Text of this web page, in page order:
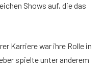
Shows auf, die das
Karriere war ihre Rolle in
spielte unter anderem